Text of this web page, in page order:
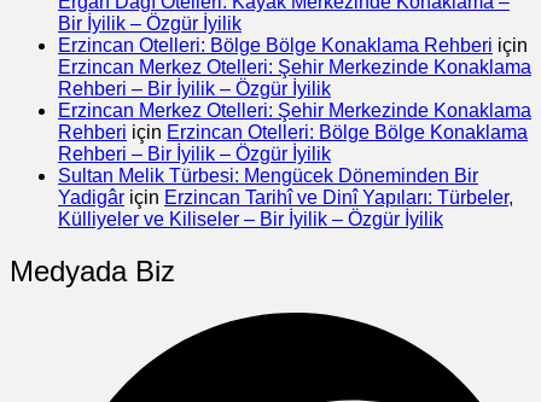
Bir İyilik – Özgür İyilik
Erzincan Otelleri: Bölge Bölge Konaklama Rehberi için
Erzincan Merkez Otelleri: Şehir Merkezinde Konaklama
Rehberi – Bir İyilik – Özgür İyilik
Erzincan Merkez Otelleri: Şehir Merkezinde Konaklama
Rehberi için Erzincan Otelleri: Bölge Bölge Konaklama
Rehberi – Bir İyilik – Özgür İyilik
Sultan Melik Türbesi: Mengücek Döneminden Bir
Yadigâr için Erzincan Tarihî ve Dinî Yapıları: Türbeler,
Külliyeler ve Kiliseler – Bir İyilik – Özgür İyilik
Medyada Biz